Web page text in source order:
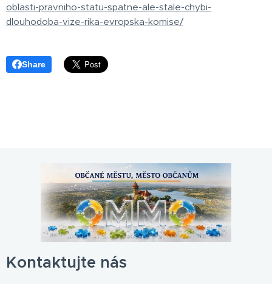
oblasti-pravniho-statu-spatne-ale-stale-chybi-
dlouhodoba-vize-rika-evropska-komise/
Share
Kontaktujte nás